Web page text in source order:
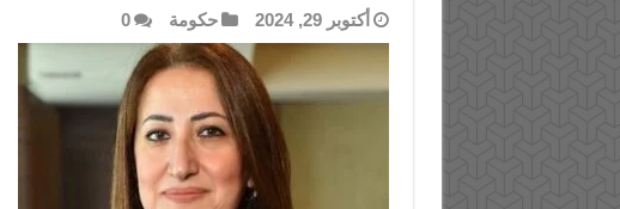
أكتوبر 29, 2024 حكومة 0